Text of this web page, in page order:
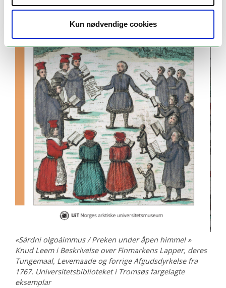
Kun nødvendige cookies
«Sárdni olgoáimmus / Preken under åpen himmel »
Knud Leem i Beskrivelse over Finmarkens Lapper, deres
Tungemaal, Levemaade og forrige Afgudsdyrkelse fra
1767. Universitetsbiblioteket i Tromsøs fargelagte
eksemplar